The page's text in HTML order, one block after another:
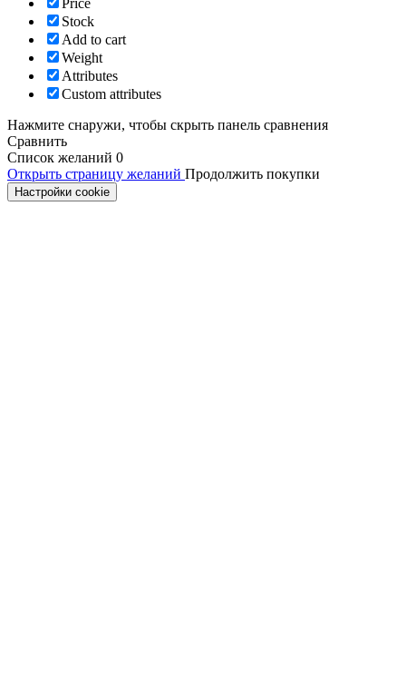
Price
Stock
Add to cart
Weight
Attributes
Custom attributes
Нажмите снаружи, чтобы скрыть панель сравнения
Сравнить
Список желаний 0
Открыть страницу желаний Продолжить покупки
Настройки cookie